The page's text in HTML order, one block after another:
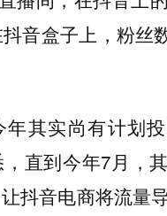
音盒子上，粉丝
年其实尚有计划
直到今年7月，
抖音电商将流量